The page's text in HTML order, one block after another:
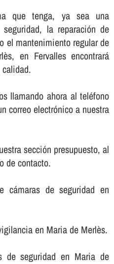
que tenga, ya sea una
la reparación de
el mantenimiento regular de
en Fervalles encontrará
llamando ahora al teléfono
correo electrónico a nuestra
sección presupuesto, al
de contacto.
cámaras de seguridad en
en Maria de Merlès.
de seguridad en Maria de